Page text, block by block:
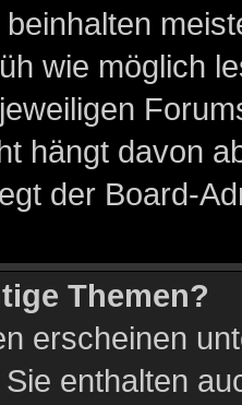
wie möglich
hängt davon
der Board-
Themen?
erscheinen
enthalten